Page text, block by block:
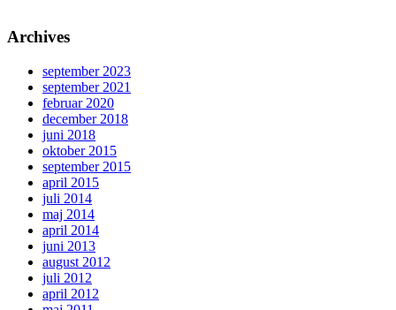
Archives
september 2023
september 2021
februar 2020
december 2018
juni 2018
oktober 2015
september 2015
april 2015
juli 2014
maj 2014
april 2014
juni 2013
august 2012
juli 2012
april 2012